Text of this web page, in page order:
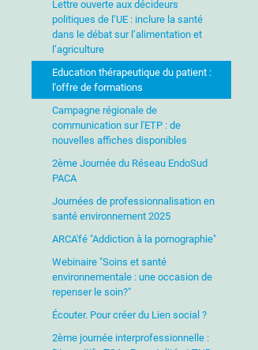
Lettre ouverte aux décideurs
politiques de l’UE : inclure la santé
dans le débat sur l’alimentation et
l’agriculture
Education thérapeutique du patient :
l'offre de formations
Campagne régionale de
communication sur l'ETP : de
nouvelles affiches disponibles
2ème Journée du Réseau EndoSud
PACA
Journées de professionnalisation en
santé environnement 2025
ARCA'fé "Addiction à la pornographie"
Webinaire "Soins et santé
environnementale : une occasion de
repenser le soin?"
Écouter. Pour créer du Lien social ?
2ème journée interprofessionnelle :